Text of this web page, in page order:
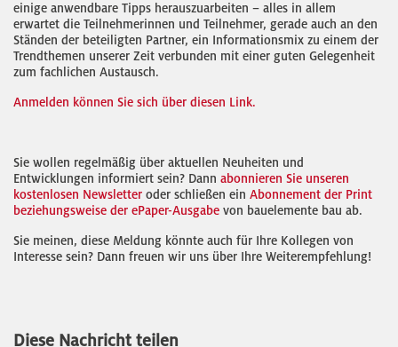
einige anwendbare Tipps herauszuarbeiten – alles in allem
erwartet die Teilnehmerinnen und Teilnehmer, gerade auch an den
Ständen der beteiligten Partner, ein Informationsmix zu einem der
Trendthemen unserer Zeit verbunden mit einer guten Gelegenheit
zum fachlichen Austausch.
Anmelden können Sie sich über diesen Link.
Sie wollen regelmäßig über aktuellen Neuheiten und
Entwicklungen informiert sein? Dann abonnieren Sie unseren
kostenlosen Newsletter oder schließen ein Abonnement der Print
beziehungsweise der ePaper-Ausgabe von bauelemente bau ab.
Sie meinen, diese Meldung könnte auch für Ihre Kollegen von
Interesse sein? Dann freuen wir uns über Ihre Weiterempfehlung!
Diese Nachricht teilen